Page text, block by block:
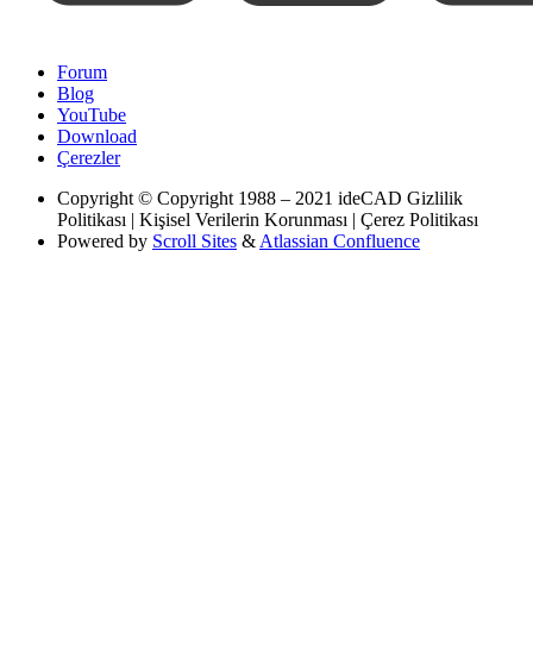
Forum
Blog
YouTube
Download
Çerezler
Copyright © Copyright 1988 – 2021 ideCAD Gizlilik
Politikası | Kişisel Verilerin Korunması | Çerez Politikası
Powered by Scroll Sites & Atlassian Confluence